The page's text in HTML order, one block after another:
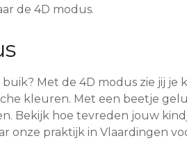
de 4D modus.
Met de 4D modus zie jij je
kleuren. Met een beetje
Bekijk hoe tevreden jouw
onze praktijk in Vlaardingen